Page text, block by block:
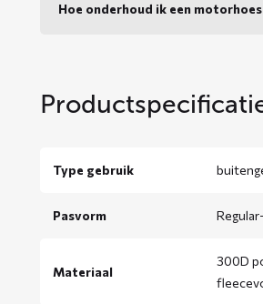
Hoe onderhoud ik een
Type gebruik
Pasvorm
Materiaal
300D